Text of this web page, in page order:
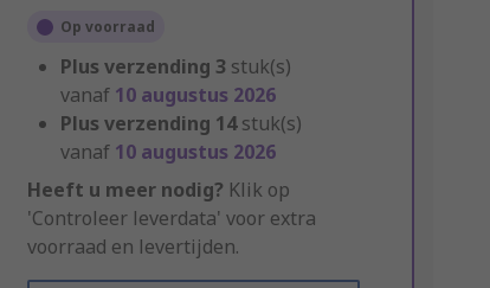
Op voorraad
Plus verzending 3 stuk(s)
vanaf 10 augustus 2026
Plus verzending 14stuk(s)
vanaf 10 augustus 2026
Heeft u meer nodig? Klik op
'Controleer leverdata' voor extra
voorraad en levertijden.